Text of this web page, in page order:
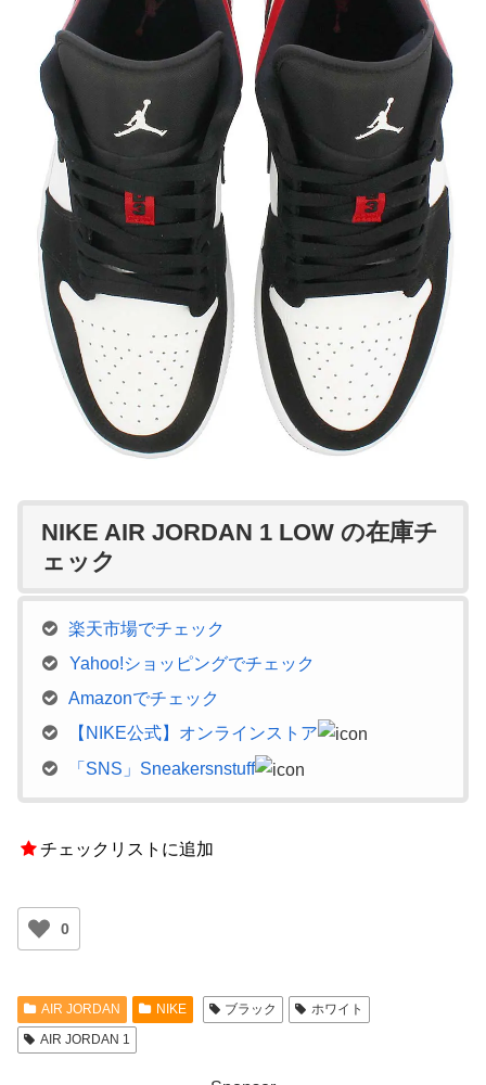
NIKE AIR JORDAN 1 LOW の在庫チ
ェック
楽天市場でチェック
Yahoo!ショッピングでチェック
Amazonでチェック
【NIKE公式】オンラインストア
「SNS」Sneakersnstuff
チェックリストに追加
0
AIR JORDAN NIKE ブラック
ホワイト
AIR JORDAN 1